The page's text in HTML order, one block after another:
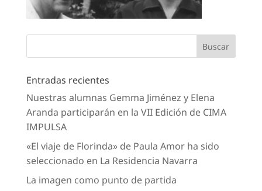
Entradas recientes
Nuestras alumnas Gemma Jiménez y Elena
Aranda participarán en la VII Edición de CIMA
IMPULSA
«El viaje de Florinda» de Paula Amor ha sido
seleccionado en La Residencia Navarra
La imagen como punto de partida